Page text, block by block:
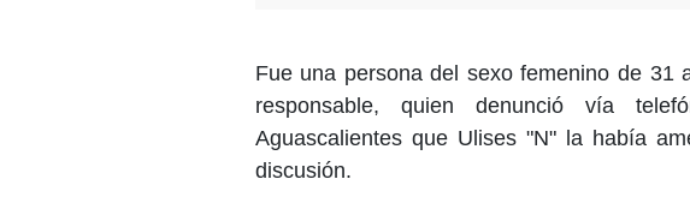
Fue una persona del sexo femenino de 31
responsable, quien denunció vía
Aguascalientes que Ulises "N" la había
discusión.